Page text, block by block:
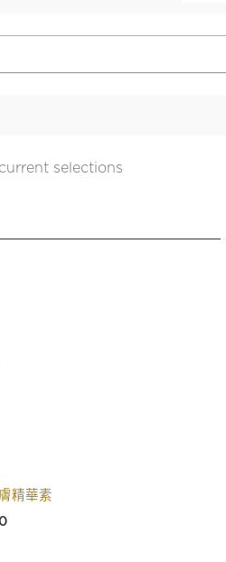
selections
精華素